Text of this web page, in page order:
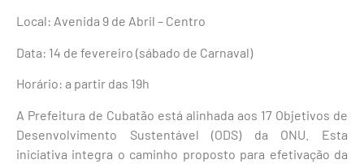
Local: Avenida 9 de Abril – Centro
Data: 14 de fevereiro (sábado de Carnaval)
Horário: a partir das 19h
A Prefeitura de Cubatão está alinhada aos 17 Objetivos de
Desenvolvimento Sustentável (ODS) da ONU. Esta
iniciativa integra o caminho proposto para efetivação da